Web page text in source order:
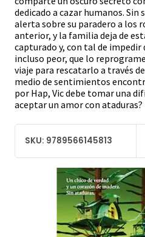
dedicado a cazar humanos. Sin
alerta sobre su paradero a los
anterior, y la familia deja de
capturado y, con tal de impedir
incluso peor, que lo
viaje para rescatarlo a través
medio de sentimientos
por Hap, Vic debe tomar una
aceptar un amor con ataduras?
SKU: 9789566145813